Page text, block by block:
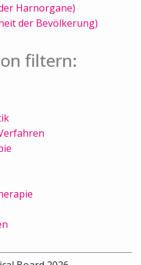
Harnorgane)
der Bevölkerung)
filtern: